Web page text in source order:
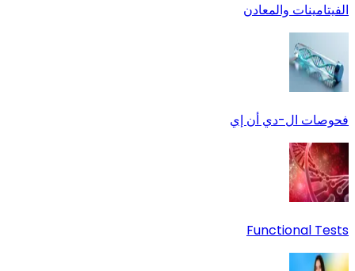
الفيتامينات والمعادن
فحوصات ال-دي أن إي
Functional Tests